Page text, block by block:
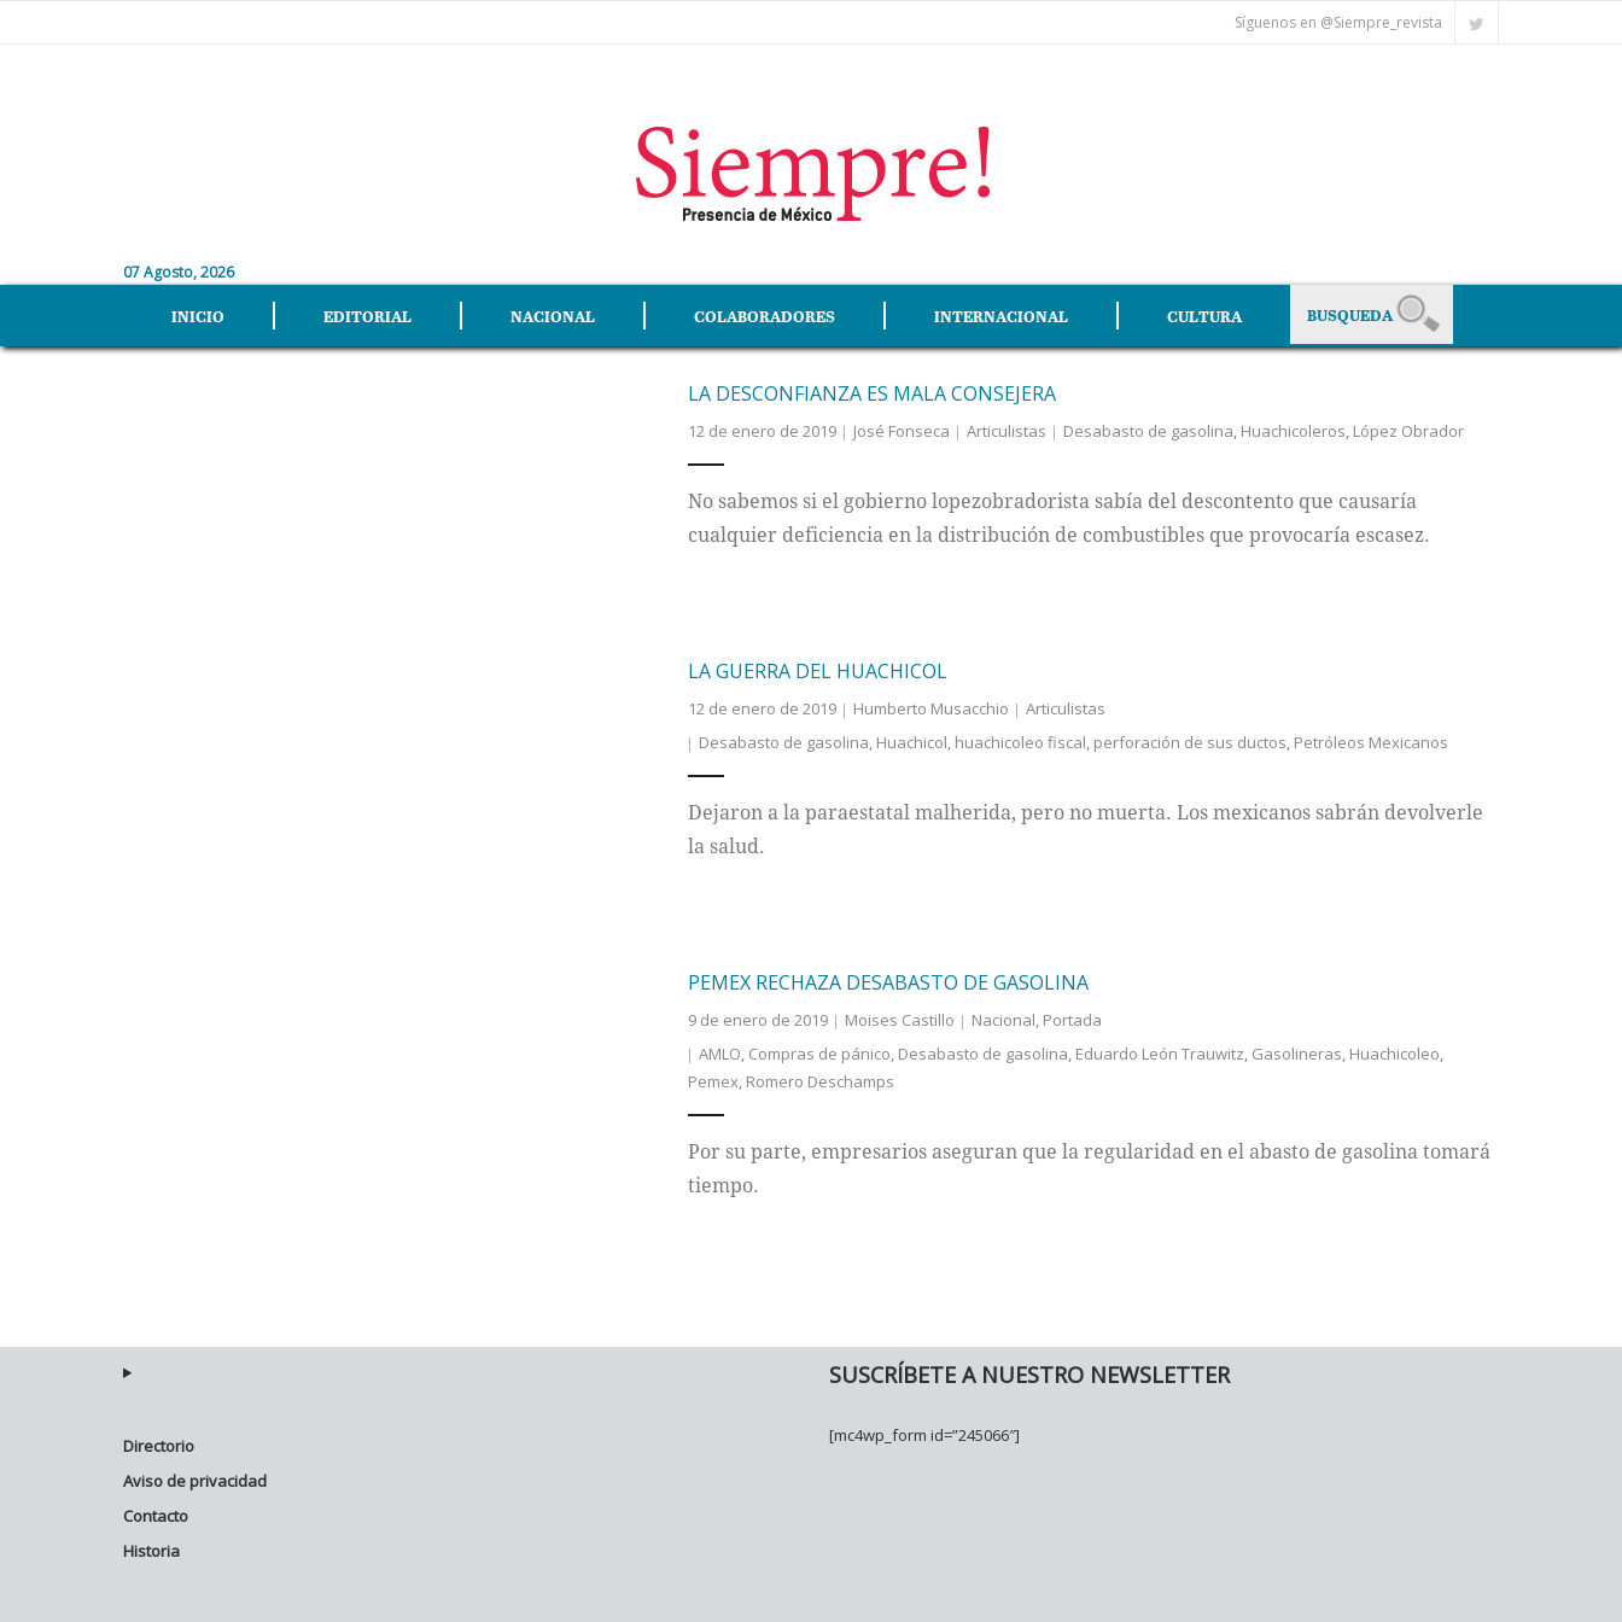
Síguenos en @Siempre_revista
07 Agosto, 2026
INICIO EDITORIAL NACIONAL COLABORADORES INTERNACIONAL CULTURA
LA DESCONFIANZA ES MALA CONSEJERA
12 de enero de 2019 José Fonseca Articulistas Desabasto de gasolina, Huachicoleros, López Obrador
No sabemos si el gobierno lopezobradorista sabía del descontento que causaría
cualquier deficiencia en la distribución de combustibles que provocaría escasez.
LA GUERRA DEL HUACHICOL
12 de enero de 2019 Humberto Musacchio
Articulistas
Desabasto de gasolina, Huachicol, huachicoleo fiscal, perforación de sus ductos, Petróleos Mexicanos
Dejaron a la paraestatal malherida, pero no muerta. Los mexicanos sabrán devolverle
la salud.
PEMEX RECHAZA DESABASTO DE GASOLINA
9 de enero de 2019 Moises Castillo Nacional, Portada
AMLO, Compras de pánico, Desabasto de gasolina, Eduardo León Trauwitz, Gasolineras, Huachicoleo,
Pemex, Romero Deschamps
Por su parte, empresarios aseguran que la regularidad en el abasto de gasolina tomará
tiempo.
Directorio
Aviso de privacidad
Contacto
Historia
SUSCRÍBETE A NUESTRO NEWSLETTER
[mc4wp_form id=”245066″]